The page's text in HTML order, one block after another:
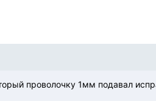
проволочку 1мм подавал